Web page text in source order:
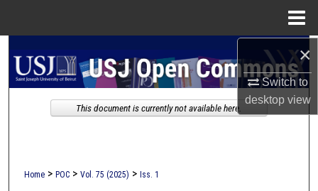
×
Switch to
desktopview
Browse Collections
Home > POC > Vol. 75 (2025) > Iss. 1
This document is currently not available here.